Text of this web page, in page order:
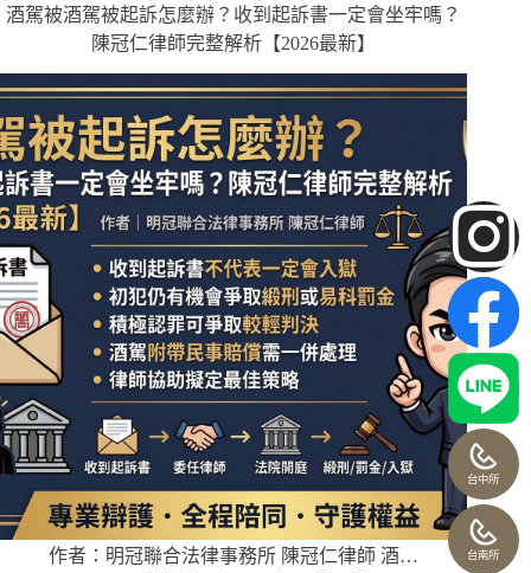
酒駕被酒駕被起訴怎麼辦？收到起訴書一定會坐牢嗎？
陳冠仁律師完整解析【2026最新】
作者：明冠聯合法律事務所 陳冠仁律師 酒…
台中所
台南所